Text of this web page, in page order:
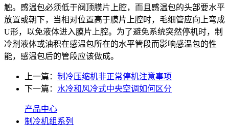
触。感温包必须低于阀顶膜片上腔，而且感温包的头部要水平
放置或朝下，当相对位置高于膜片上腔时，毛细管应向上弯成
U形，以免液体进入膜片上腔。为了避免系统突然停机时，制
冷剂液体或油积在感温包所在的水平管段而影响感温包的性
能，感温包后的管段应该做成。
上一篇： 制冷压缩机非正常停机注意事项
下一篇： 水冷和风冷式中央空调如何区分
产品中心
制冷机组系列